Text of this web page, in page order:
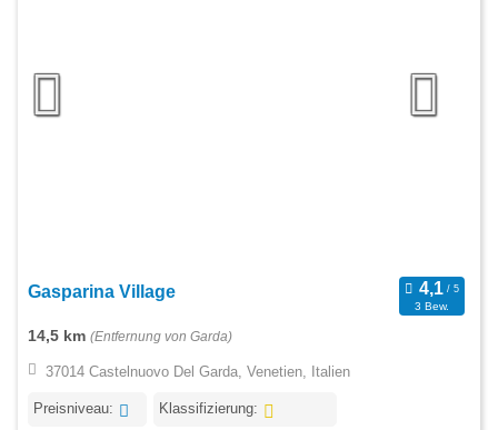
Gasparina Village
3 Bew.
14,5 km (Entfernung von Garda)
37014 Castelnuovo Del Garda, Venetien, Italien
Preisniveau: Klassifizierung: